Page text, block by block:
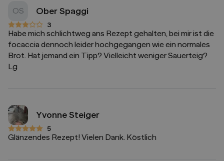
OS Ober Spaggi
3
3 von 5 Sternen
Habe mich schlichtweg ans Rezept gehalten, bei mir ist die
focaccia dennoch leider hochgegangen wie ein normales
Brot. Hat jemand ein Tipp? Vielleicht weniger Sauerteig?
Lg
Yvonne Steiger
5
5 von 5 Sternen
Glänzendes Rezept! Vielen Dank. Köstlich